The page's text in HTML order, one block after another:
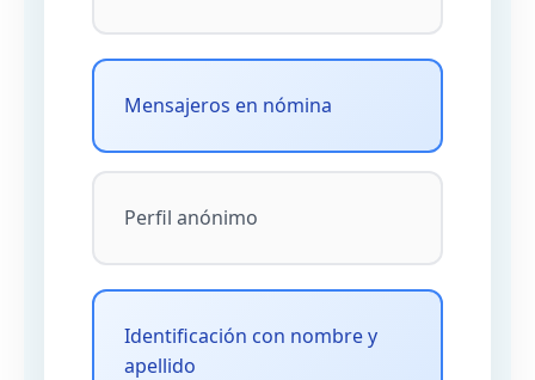
Mensajeros en nómina
Perfil anónimo
Identificación con nombre y
apellido